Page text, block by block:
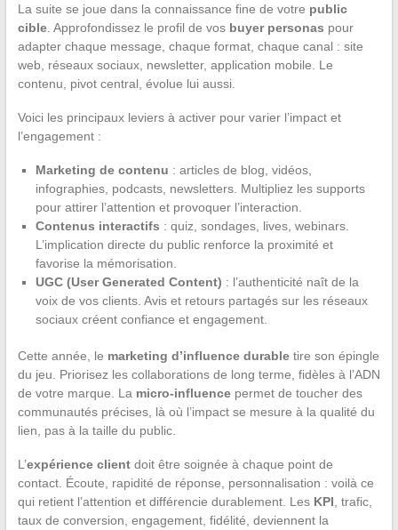
La suite se joue dans la connaissance fine de votre public
cible. Approfondissez le profil de vos buyer personas pour
adapter chaque message, chaque format, chaque canal : site
web, réseaux sociaux, newsletter, application mobile. Le
contenu, pivot central, évolue lui aussi.
Voici les principaux leviers à activer pour varier l’impact et
l’engagement :
Marketing de contenu : articles de blog, vidéos,
infographies, podcasts, newsletters. Multipliez les supports
pour attirer l’attention et provoquer l’interaction.
Contenus interactifs : quiz, sondages, lives, webinars.
L’implication directe du public renforce la proximité et
favorise la mémorisation.
UGC (User Generated Content) : l’authenticité naît de la
voix de vos clients. Avis et retours partagés sur les réseaux
sociaux créent confiance et engagement.
Cette année, le marketing d’influence durabletire son épingle
du jeu. Priorisez les collaborations de long terme, fidèles à l’ADN
de votre marque. La micro-influencepermet de toucher des
communautés précises, là où l’impact se mesure à la qualité du
lien, pas à la taille du public.
L’expérience clientdoit être soignée à chaque point de
contact. Écoute, rapidité de réponse, personnalisation : voilà ce
qui retient l’attention et différencie durablement. Les KPI , trafic,
taux de conversion, engagement, fidélité, deviennent la